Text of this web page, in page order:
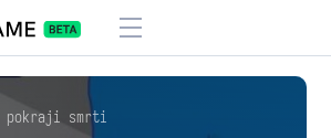
pokraji smrti